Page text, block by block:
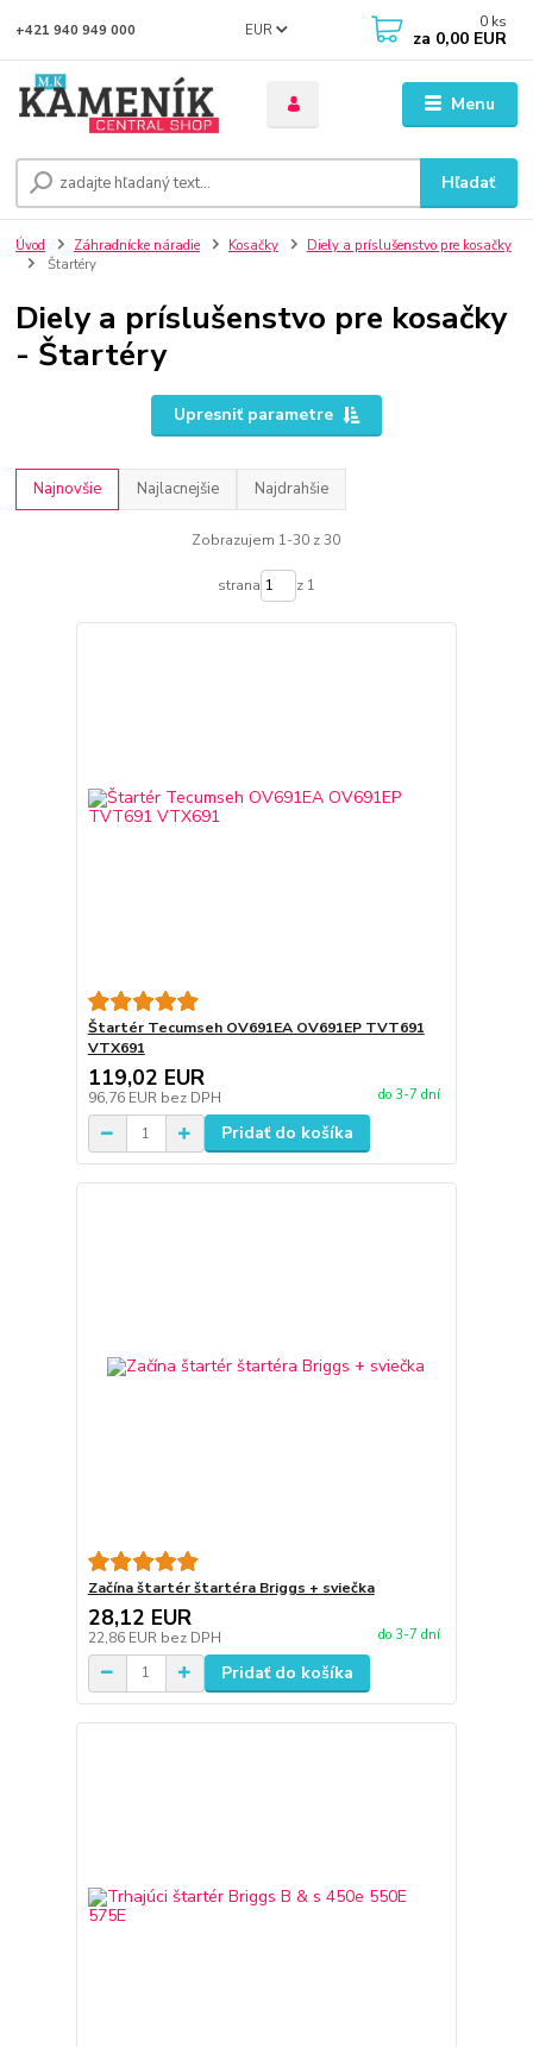
Menu
EUR
Hľadať
+421 940 949 000 0 ks
za 0,00 EUR
Úvod Záhradnícke náradie Kosačky
Diely a príslušenstvo pre kosačky
Štartéry
Diely a príslušenstvo pre kosačky
- Štartéry
Upresniť parametre
Najnovšie Najlacnejšie Najdrahšie
Zobrazujem 1-30 z 30
strana z 1
Štartér Tecumseh OV691EA OV691EP TVT691
VTX691
119,02 EUR
96,76 EUR bez DPH do 3-7 dní
Pridať do košíka
Začína štartér štartéra Briggs + sviečka
28,12 EUR
22,86 EUR bez DPH do 3-7 dní
Pridať do košíka